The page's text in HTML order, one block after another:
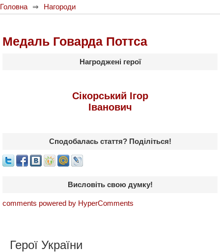
Головна Нагороди
Медаль Говарда Поттса
Нагроджені герої
Сікорський Ігор
Іванович
Сподобалась стаття? Поділіться!
Висловіть свою думку!
comments powered by HyperComments
Герої України